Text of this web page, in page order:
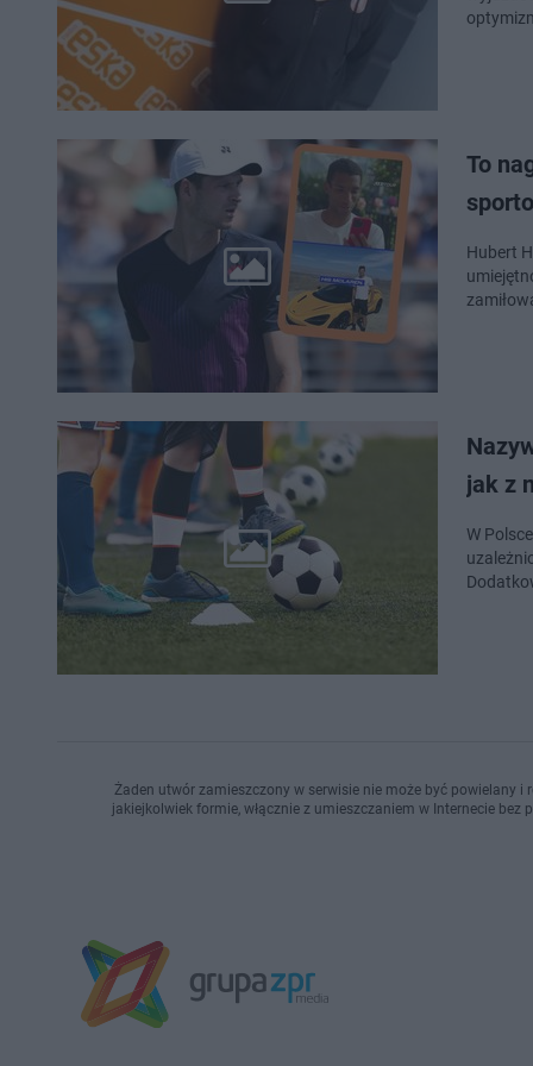
To
Hubert
jak z
W
Żaden utwór zamieszczony w serwisie nie może być powielany
jakiejkolwiek formie, włącznie z umieszczaniem w Internecie